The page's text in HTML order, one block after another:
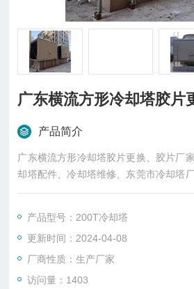
广东横流方形冷却塔胶片
产品简介
广东横流方形冷却塔胶片更换、胶片厂
却塔配件、冷却塔维修、东莞市冷却塔
冷却塔胶片厂家
产品型号：200T冷却塔
更新时间：2024-04-08
厂商性质：生产厂家
访问量：1403